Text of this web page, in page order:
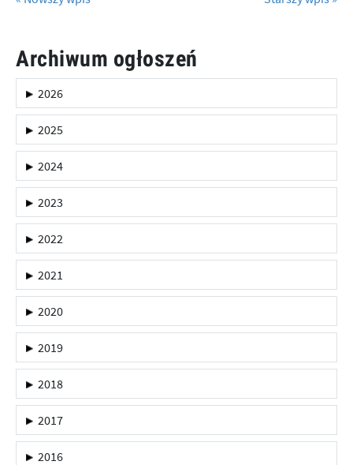
Archiwum ogłoszeń
2026
2025
2024
2023
2022
2021
2020
2019
2018
2017
2016